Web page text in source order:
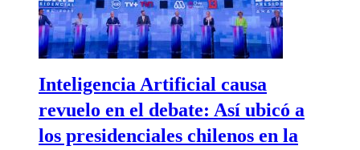
Inteligencia Artificial causa
revuelo en el debate: Así ubicó a
los presidenciales chilenos en la